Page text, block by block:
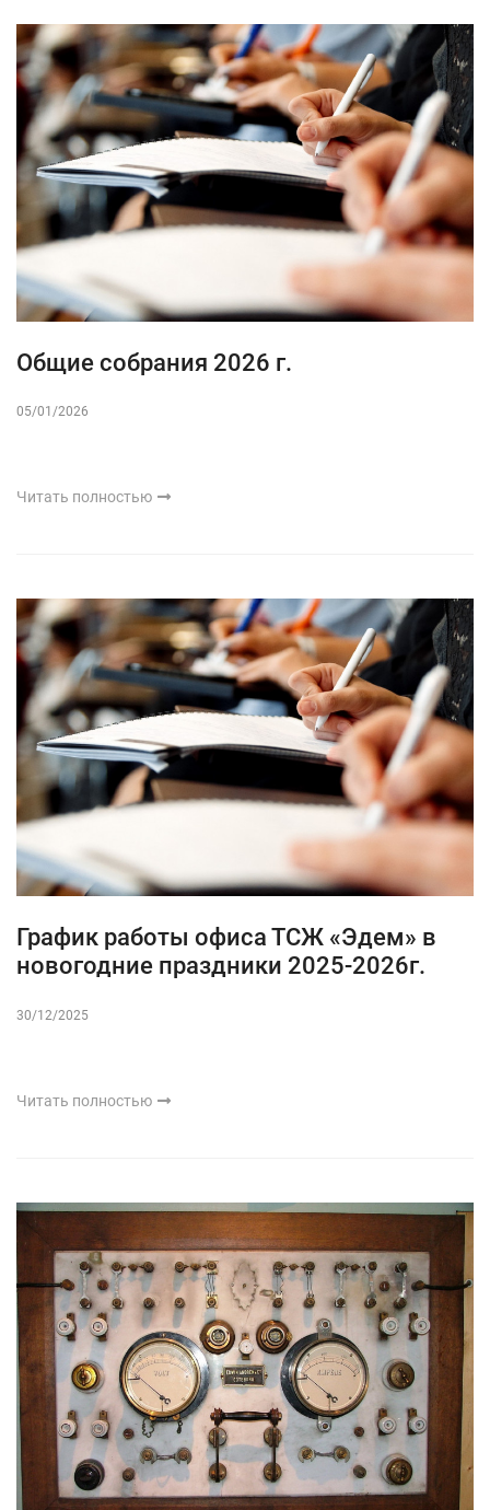
Общие собрания 2026 г.
05/01/2026
Читать полностью
График работы офиса ТСЖ «Эдем» в
новогодние праздники 2025-2026г.
30/12/2025
Читать полностью